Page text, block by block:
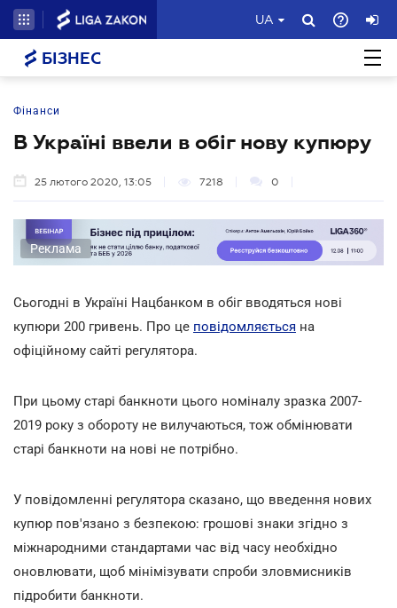
UA
БІЗНЕС
Фінанси
В Україні ввели в обіг нову купюру
25 лютого 2020, 13:05 7218 0
Реклама
Сьогодні в Україні Нацбанком в обіг вводяться нові
купюри 200 гривень. Про це повідомляється на
офіційному сайті регулятора.
При цьому старі банкноти цього номіналу зразка 2007-
2019 року з обороту не вилучаються, тож обмінювати
старі банкноти на нові не потрібно.
У повідомленні регулятора сказано, що введення нових
купюр пов'язано з безпекою: грошові знаки згідно з
міжнародними стандартами час від часу необхідно
оновлювати, щоб мінімізувати спроби зловмисників
підробити банкноти.